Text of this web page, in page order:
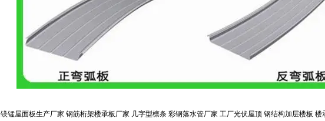
锰屋面板生产厂家 钢筋桁架楼承板厂家 几字型檩条 彩钢落水管厂家 工厂光伏屋顶钢结构加层楼板 楼